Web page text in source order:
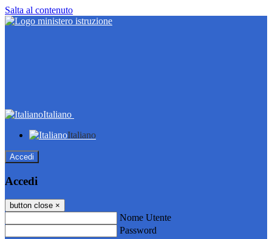
Salta al contenuto
Italiano
Italiano
Accedi
Accedi
button close ×
Nome Utente
Password